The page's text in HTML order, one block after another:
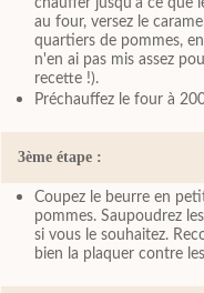
chauffer jusqu'à ce que
au four, versez le
quartiers de pommes,
n'en ai pas mis assez
recette !).
Préchauffez le four à
3ème étape :
Coupez le beurre en
pommes. Saupoudrez
si vous le souhaitez.
bien la plaquer contre